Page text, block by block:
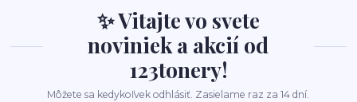
✨ Vitajte vo svete
noviniek a akcií od
123tonery!
Môžete sa kedykoľvek odhlásiť. Zasielame raz za 14 dní.